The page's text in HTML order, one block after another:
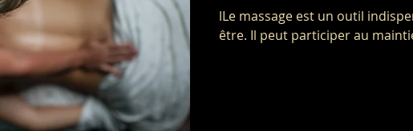
lLe massage est un outil
être. Il peut participer au